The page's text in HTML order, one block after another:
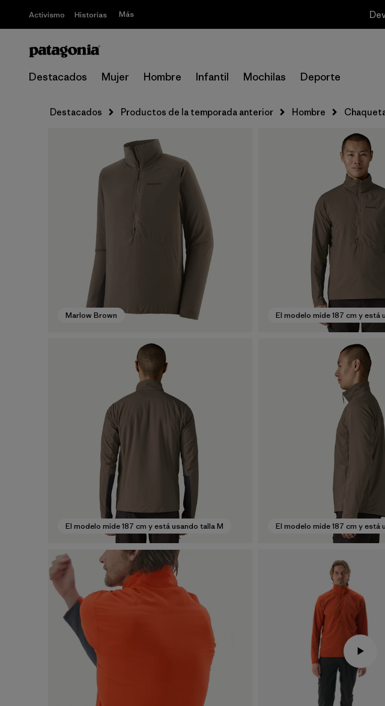
Activismo Historias Más
Destacados Mujer Hombre Infantil Mochilas Deporte
Destacados Productos de la temporada anterior Hombre
Marlow Brown El modelo mide 187 cm y está
El modelo mide 187 cm y está usando talla M El modelo mide 187 cm y está